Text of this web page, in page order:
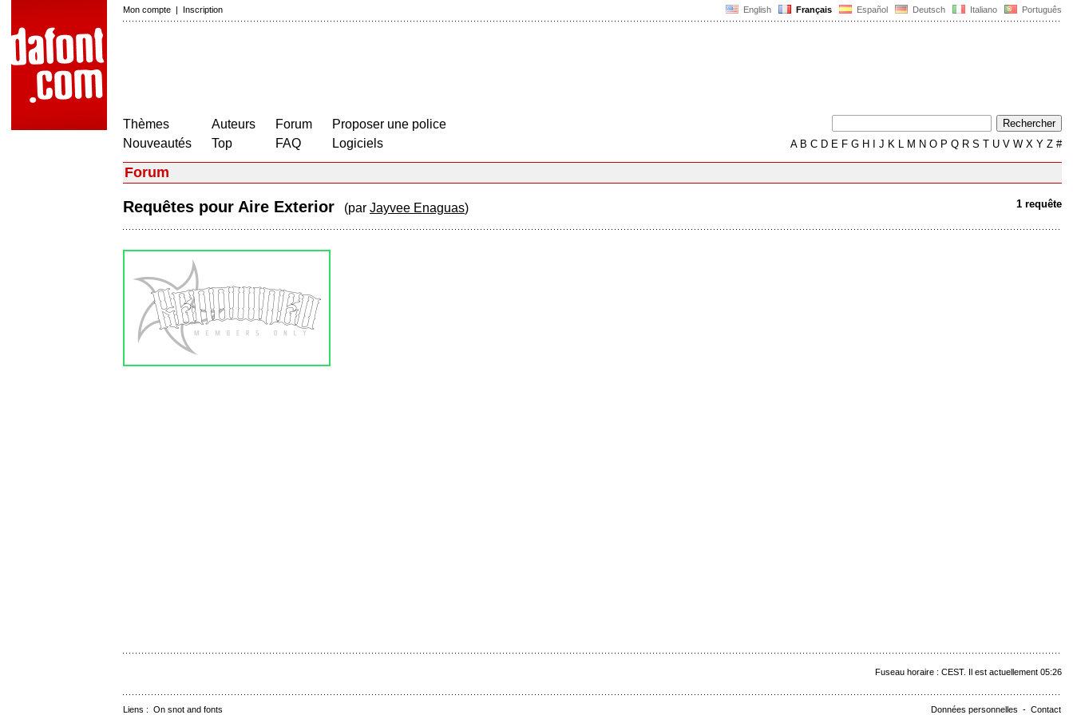
English Français Español Deutsch Italiano Português
Mon compte | Inscription
Thèmes
Nouveautés
Auteurs
Top
Forum
FAQ
Proposer une police
Logiciels
AB C D E F G H J K L M N O P Q R S T U V W X Y Z #
Forum
1 requête
Requêtes pour Aire Exterior (par Jayvee Enaguas)
Fuseau horaire : CEST. Il est actuellement 05:26
Données personnelles - Contact
Liens : On snot and fonts